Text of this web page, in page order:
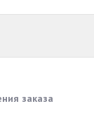
заказа